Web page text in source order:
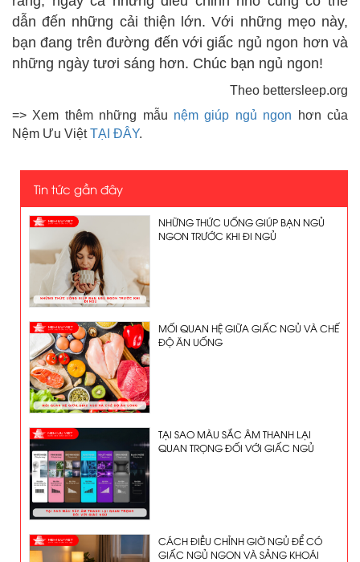
dẫn đến những cải thiện lớn. Với những mẹo này,
bạn đang trên đường đến với giấc ngủ ngon hơn và
những ngày tươi sáng hơn. Chúc bạn ngủ ngon!
Theo bettersleep.org
=> Xem thêm những mẫu nệm giúp ngủ ngon hơn của
Nệm Ưu ViệtTẠI ĐÂY.
Tin tức gần đây
NHỮNG THỨC UỐNG GIÚP BẠN NGỦ
NGON TRƯỚC KHI ĐI NGỦ
MỐI QUAN HỆ GIỮA GIẤC NGỦ VÀ CHẾ
ĐỘ ĂN UỐNG
TẠI SAO MÀU SẮC ÂM THANH LẠI
QUAN TRỌNG ĐỐI VỚI GIẤC NGỦ
CÁCH ĐIỀU CHỈNH GIỜ NGỦ ĐỂ CÓ
GIẤC NGỦ NGON VÀ SẢNG KHOÁI